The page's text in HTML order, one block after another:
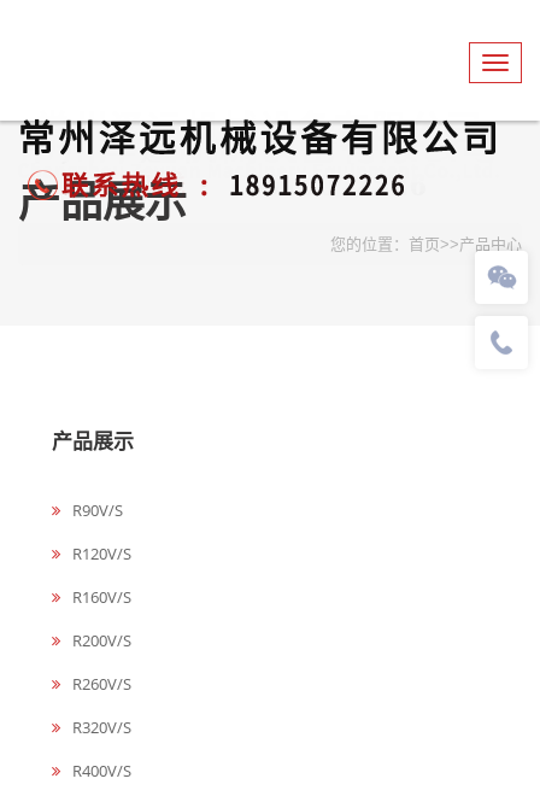
产品展示
您的位置： 首页>>产品中心
产品展示
R90V/S
R120V/S
R160V/S
R200V/S
R260V/S
R320V/S
R400V/S